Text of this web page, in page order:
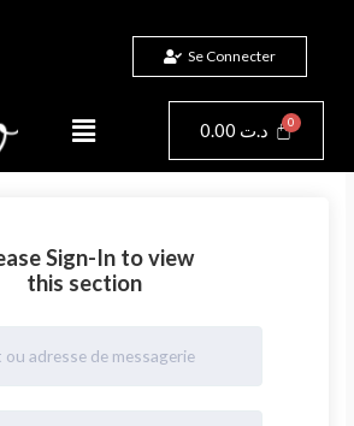
Se Connecter
Menu 0.00 د.ت Panier
Sign-In to view
this section